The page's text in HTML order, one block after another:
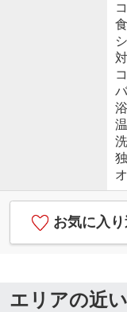
お気に入
エリアの近